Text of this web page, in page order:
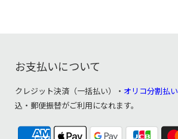
お支払いについて
クレジット決済（一括払い）・ オリコ分割払い
込・郵便振替がご利用になれます。